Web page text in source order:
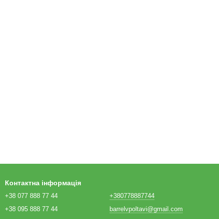
Контактна інформація
+38 077 888 77 44
+38 095 888 77 44
+380778887744
barrelvpoltavi@gmail.com